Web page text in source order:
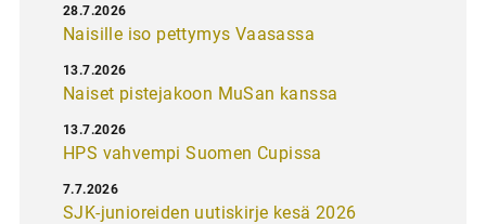
Naisille iso pettymys Vaasassa
28.7.2026
Naiset pistejakoon MuSan kanssa
13.7.2026
HPS vahvempi Suomen Cupissa
13.7.2026
SJK-junioreiden uutiskirje kesä 2026
7.7.2026